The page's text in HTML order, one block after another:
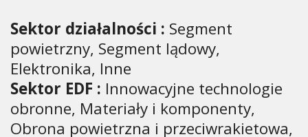
Sektor działalności : Segment
powietrzny, Segment lądowy,
Elektronika, Inne
Sektor EDF : Innowacyjne technologie
obronne, Materiały i komponenty,
Obrona powietrzna i przeciwrakietowa,